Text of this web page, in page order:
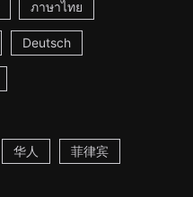
ภาษาไทย
Deutsch
华人 菲律宾